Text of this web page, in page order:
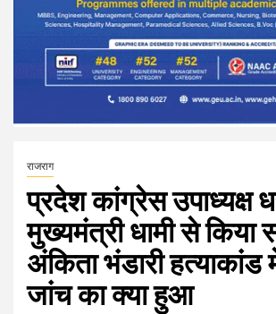
राजराग
प्रदेश कांग्रेस उपाध्यक्ष
मुख्यमंत्री धामी से किया
अंकिता भंडारी हत्याकांड
जांच का क्या हुआ